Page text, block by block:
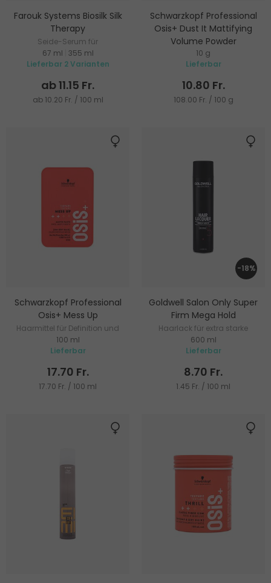
Farouk Systems Biosilk Silk
Therapy
Seide-Serum für
Revitalisierung der Haare
67 ml 355 ml
Lieferbar 2 Varianten
ab 11.15 Fr.
ab 10.20 Fr. / 100 ml
Schwarzkopf Professional
Osis+ Dust It Mattifying
Volume Powder
Haarpuder für Volumen und
Mattierung
10 g
Lieferbar
10.80 Fr.
108.00 Fr. / 100 g
Schwarzkopf Professional
Osis+ Mess Up
Haarmittel für Definition und
Form
100 ml
Lieferbar
17.70 Fr.
17.70 Fr. / 100 ml
-18%
Goldwell Salon Only Super
Firm Mega Hold
Haarlack für extra starke
Fixierung
600 ml
Lieferbar
8.70 Fr.
1.45 Fr. / 100 ml